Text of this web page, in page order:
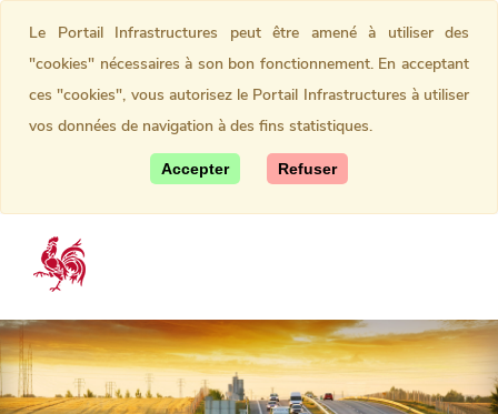
Le Portail Infrastructures peut être amené à utiliser des
"cookies" nécessaires à son bon fonctionnement. En acceptant
ces "cookies", vous autorisez le Portail Infrastructures à utiliser
vos données de navigation à des fins statistiques.
Accepter Refuser